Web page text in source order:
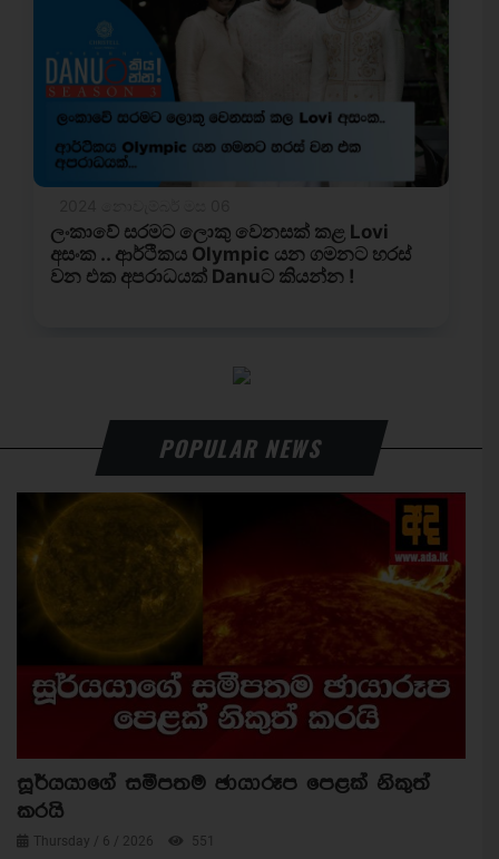
POPULAR NEWS
සූර්යයාගේ සමීපතම ඡායාරූප පෙළක් නිකුත්
කරයි
Thursday / 6 / 2026 551